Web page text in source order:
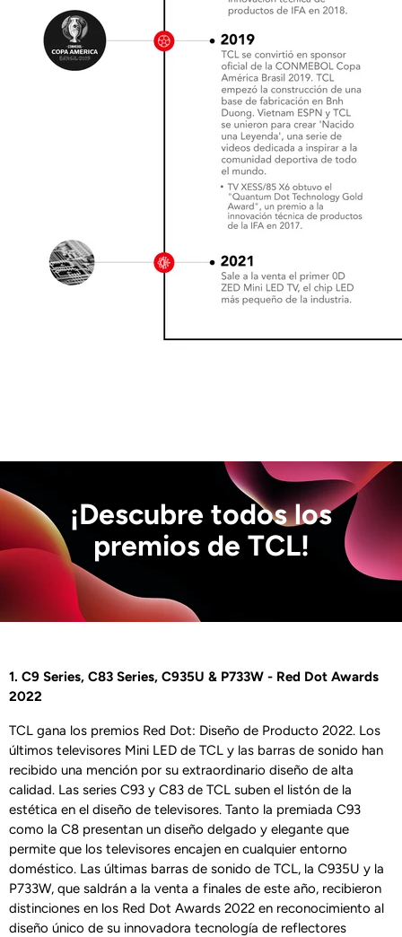
¡Descubre todos los
premios de TCL!
1. C9 Series, C83 Series, C935U & P733W - Red Dot Awards
2022
TCL gana los premios Red Dot: Diseño de Producto 2022. Los
últimos televisores Mini LED de TCL y las barras de sonido han
recibido una mención por su extraordinario diseño de alta
calidad. Las series C93 y C83 de TCL suben el listón de la
estética en el diseño de televisores. Tanto la premiada C93
como la C8 presentan un diseño delgado y elegante que
permite que los televisores encajen en cualquier entorno
doméstico. Las últimas barras de sonido de TCL, la C935U y la
P733W, que saldrán a la venta a finales de este año, recibieron
distinciones en los Red Dot Awards 2022 en reconocimiento al
diseño único de su innovadora tecnología de reflectores